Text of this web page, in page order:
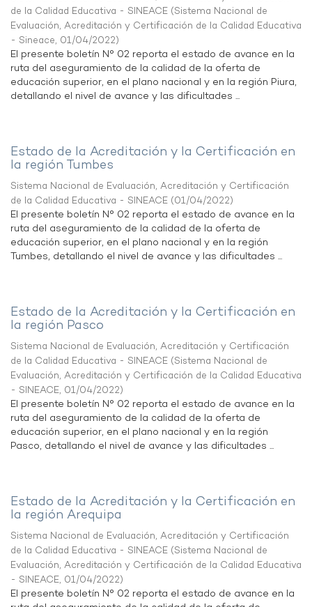
de la Calidad Educativa - SINEACE (Sistema Nacional de
Evaluación, Acreditación y Certificación de la Calidad Educativa
- Sineace, 01/04/2022)
El presente boletín N° 02 reporta el estado de avance en la
ruta del aseguramiento de la calidad de la oferta de
educación superior, en el plano nacional y en la región Piura,
detallando el nivel de avance y las dificultades ...
Estado de la Acreditación y la Certificación en
la región Tumbes
Sistema Nacional de Evaluación, Acreditación y Certificación
de la Calidad Educativa - SINEACE (01/04/2022)
El presente boletín N° 02 reporta el estado de avance en la
ruta del aseguramiento de la calidad de la oferta de
educación superior, en el plano nacional y en la región
Tumbes, detallando el nivel de avance y las dificultades ...
Estado de la Acreditación y la Certificación en
la región Pasco
Sistema Nacional de Evaluación, Acreditación y Certificación
de la Calidad Educativa - SINEACE (Sistema Nacional de
Evaluación, Acreditación y Certificación de la Calidad Educativa
- SINEACE, 01/04/2022)
El presente boletín N° 02 reporta el estado de avance en la
ruta del aseguramiento de la calidad de la oferta de
educación superior, en el plano nacional y en la región
Pasco, detallando el nivel de avance y las dificultades ...
Estado de la Acreditación y la Certificación en
la región Arequipa
Sistema Nacional de Evaluación, Acreditación y Certificación
de la Calidad Educativa - SINEACE (Sistema Nacional de
Evaluación, Acreditación y Certificación de la Calidad Educativa
- SINEACE, 01/04/2022)
El presente boletín N° 02 reporta el estado de avance en la